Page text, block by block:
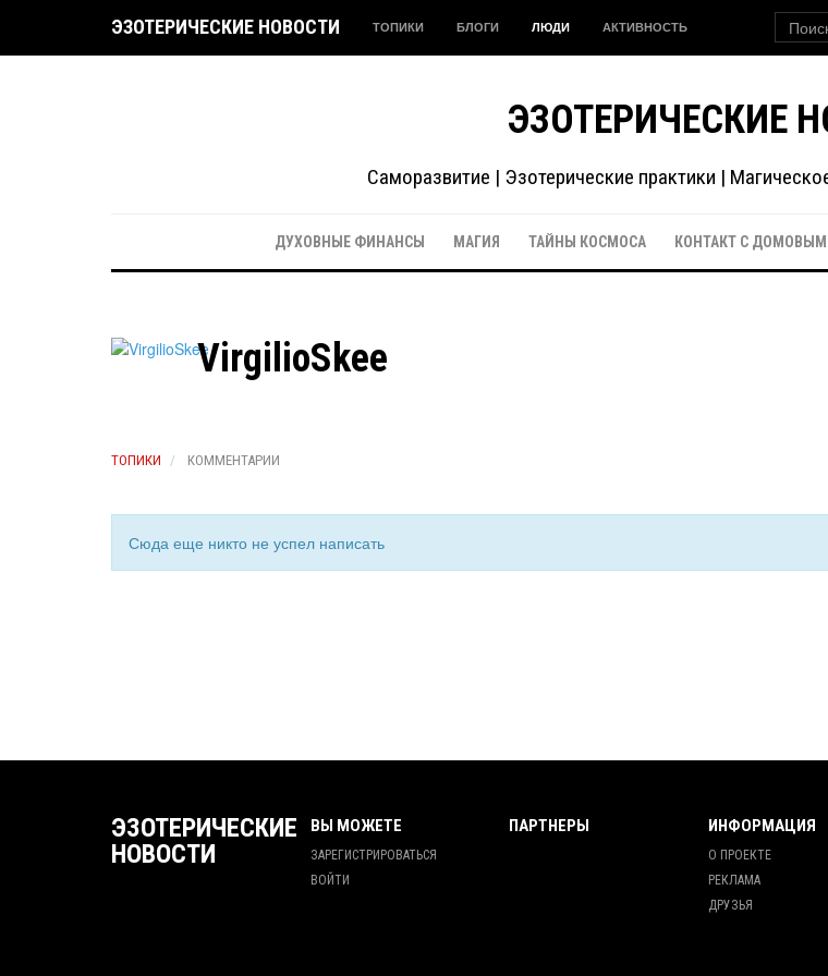
ЭЗОТЕРИЧЕСКИЕ НОВОСТИ ТОПИКИ БЛОГИ ЛЮДИ АКТИВНОСТЬ
ЭЗОТЕРИЧЕСКИЕ
Саморазвитие | Эзотерические практики |
ДУХОВНЫЕ ФИНАНСЫ МАГИЯ ТАЙНЫ КОСМОСА КОНТАКТ С ДОМОВЫМ
VirgilioSkee
ТОПИКИ КОММЕНТАРИИ
Сюда еще никто не успел написать
ЭЗОТЕРИЧЕСКИЕ
НОВОСТИ
ВЫ МОЖЕТЕ
ЗАРЕГИСТРИРОВАТЬСЯ
ВОЙТИ
ПАРТНЕРЫ ИНФОРМАЦИЯ
О ПРОЕКТЕ
РЕКЛАМА
ДРУЗЬЯ